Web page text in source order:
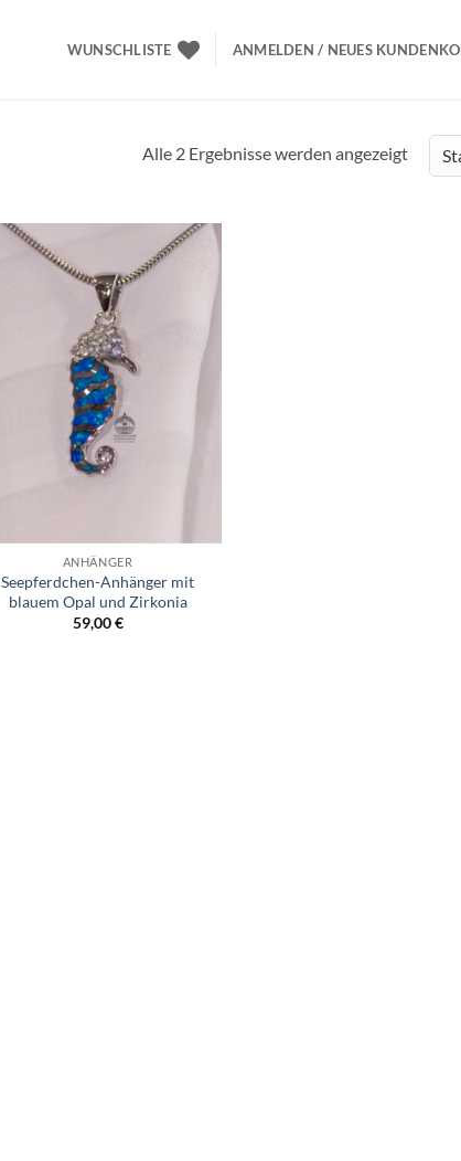
WUNSCHLISTE ANMELDEN / NEUES
Alle 2 Ergebnisse werden angezeigt
Wunschliste
ANHÄNGER
Seepferdchen-Anhänger mit
blauem Opal und Zirkonia
59,00€